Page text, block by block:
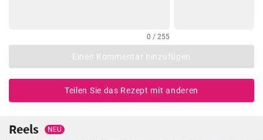
0 / 255
Einen Kommentar hinzufügen
Teilen Sie das Rezept mit anderen
Reels NEU